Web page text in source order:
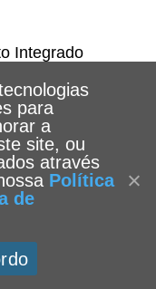
Integrado
para
a
site, ou
através
Política
de